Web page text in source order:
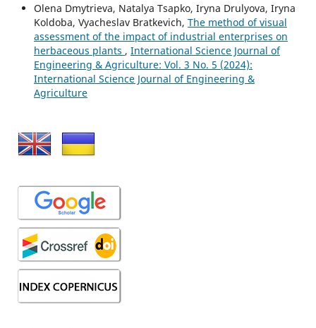
Olena Dmytrieva, Natalya Tsapko, Iryna Drulyova, Iryna
Koldoba, Vyacheslav Bratkevich, The method of visual
assessment of the impact of industrial enterprises on
herbaceous plants , International Science Journal of
Engineering & Agriculture: Vol. 3 No. 5 (2024):
International Science Journal of Engineering &
Agriculture